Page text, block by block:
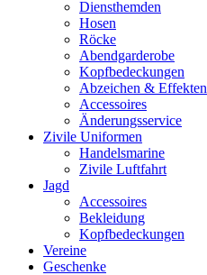
Diensthemden
Hosen
Röcke
Abendgarderobe
Kopfbedeckungen
Abzeichen & Effekten
Accessoires
Änderungsservice
Zivile Uniformen
Handelsmarine
Zivile Luftfahrt
Jagd
Accessoires
Bekleidung
Kopfbedeckungen
Vereine
Geschenke